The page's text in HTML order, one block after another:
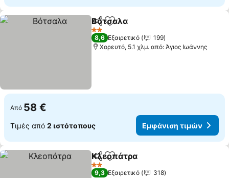
Κοινοποίηση
Προσθήκη στα αγαπημένα
Βότσαλα
2 Αστέρια
8,6 Εξαιρετικό
199
Χορευτό, 5.1 χλμ. από: Άγιος Ιωάννης
Από 58 €
Τιμές από 2 ιστότοπους Εμφάνιση τιμών
Κοινοποίηση
Προσθήκη στα αγαπημένα
Κλεοπάτρα
2 Αστέρια
9,3 Εξαιρετικό 318